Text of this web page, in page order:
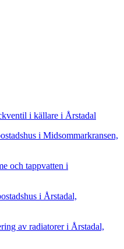
i källare i Årstadal
i Midsommarkransen,
och tappvatten i
i Årstadal,
av radiatorer i Årstadal,